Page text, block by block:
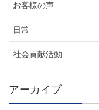
お客様の声
日常
社会貢献活動
アーカイブ